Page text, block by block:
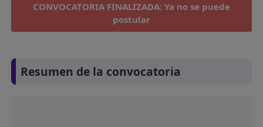
CONVOCATORIA FINALIZADA: Ya no se puede
postular
Resumen de la convocatoria